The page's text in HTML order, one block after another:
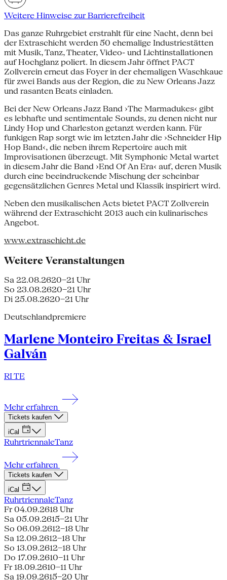
Weitere Hinweise zur Barrierefreiheit
Das ganze Ruhrgebiet erstrahlt für eine Nacht, denn bei
der Extraschicht werden 50 ehemalige Industriestätten
mit Musik, Tanz, Theater, Video- und Lichtinstallationen
auf Hochglanz poliert. In diesem Jahr öffnet PACT
Zollverein erneut das Foyer in der ehemaligen Waschkaue
für zwei Bands aus der Region, die zu New Orleans Jazz
und rasanten Beats einladen.
Bei der New Orleans Jazz Band ›The Marmadukes‹ gibt
es lebhafte und sentimentale Sounds, zu denen nicht nur
Lindy Hop und Charleston getanzt werden kann. Für
funkigen Rap sorgt wie im letzten Jahr die ›Schneider Hip
Hop Band‹, die neben ihrem Repertoire auch mit
Improvisationen überzeugt. Mit Symphonic Metal wartet
in diesem Jahr die Band ›End Of An Era‹ auf, deren Musik
durch eine beeindruckende Mischung der scheinbar
gegensätzlichen Genres Metal und Klassik inspiriert wird.
Neben den musikalischen Acts bietet PACT Zollverein
während der Extraschicht 2013 auch ein kulinarisches
Angebot.
www.extraschicht.de
Weitere Veranstaltungen
Sa 22.08.2620–21 Uhr
So 23.08.2620–21 Uhr
Di 25.08.2620–21 Uhr
Deutschlandpremiere
Marlene Monteiro Freitas & Israel
Galván
RI TE
Mehr erfahren
Tickets kaufen
iCal
RuhrtriennaleTanz
Mehr erfahren
Tickets kaufen
iCal
RuhrtriennaleTanz
Fr 04.09.2618 Uhr
Sa 05.09.2615–21 Uhr
So 06.09.2612–18 Uhr
Sa 12.09.2612–18 Uhr
So 13.09.2612–18 Uhr
Do 17.09.2610–11 Uhr
Fr 18.09.2610–11 Uhr
Sa 19.09.2615–20 Uhr